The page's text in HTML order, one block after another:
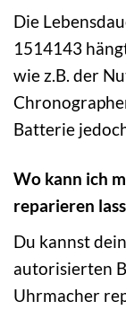
Die
1514143
wie z.B. der
Batterie
Wo kann ich
reparieren
Du kannst
autorisierten
Uhrmacher